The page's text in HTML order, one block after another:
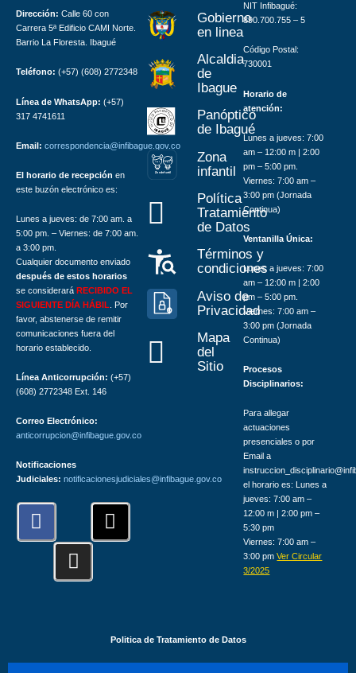
Dirección: Calle 60 con
Carrera 5ª Edificio CAMI Norte.
Barrio La Floresta. Ibagué
Teléfono: (+57) (608) 2772348
Línea de WhatsApp: (+57)
317 4741611
Email: correspondencia@infibague.gov.co
El horario de recepción en
este buzón electrónico es:
Lunes a jueves: de 7:00 am. a
5:00 pm. – Viernes: de 7:00 am.
a 3:00 pm.
Cualquier documento enviado
después de estos horarios
se considerará RECIBIDO EL
SIGUIENTE DÍA HÁBIL . Por
favor, abstenerse de remitir
comunicaciones fuera del
horario establecido.
Línea Anticorrupción: (+57)
(608) 2772348 Ext. 146
Correo Electrónico:
anticorrupcion@infibague.gov.co
Notificaciones
Judiciales: notificacionesjudiciales@infibague.gov.co
F
a
X
-
e
s
t
Gobierno
en linea
Alcaldia
de
Ibague
Panóptico
de Ibagué
ZonaInf antil
Zona
infantil
Política
Tratamiento
de Datos
Términos y
condiciones
Aviso de
Privacidad
Mapa
del
Sitio
NIT Infibagué:
890.700.755 – 5
Código Postal:
730001
Horario de
atención:
Lunes a jueves: 7:00
am – 12:00 m | 2:00
pm – 5:00 pm.
Viernes: 7:00 am –
3:00 pm (Jornada
Continua)
Ventanilla Única:
Lunes a jueves: 7:00
am – 12:00 m | 2:00
pm – 5:00 pm.
Viernes: 7:00 am –
3:00 pm (Jornada
Continua)
Procesos
Disciplinarios:
Para allegar
actuaciones
presenciales o por
Email a
el horario es: Lunes a
jueves: 7:00 am –
12:00 m | 2:00 pm –
5:30 pm
Viernes: 7:00 am –
3:00 pmVer Circular
3/2025
Politica de Tratamiento de Datos